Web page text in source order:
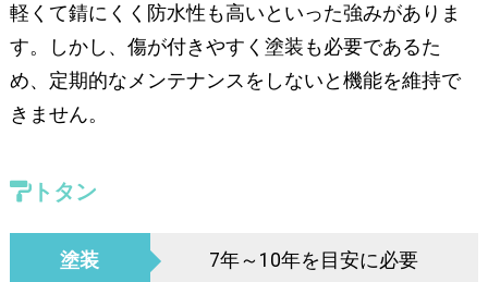
軽くて錆にくく防水性も高いといった強みがありま
す。しかし、傷が付きやすく塗装も必要であるた
め、定期的なメンテナンスをしないと機能を維持で
きません。
トタン
塗装 7年～10年を目安に必要